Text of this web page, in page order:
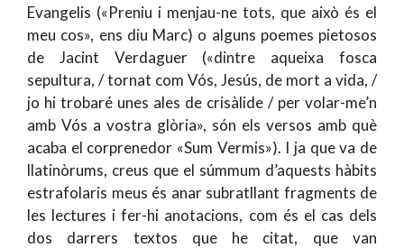
Evangelis («Preniu i menjau-ne tots, que això és el
meu cos», ens diu Marc) o alguns poemes pietosos
de Jacint Verdaguer («dintre aqueixa fosca
sepultura, / tornat com Vós, Jesús, de mort a vida, /
jo hi trobaré unes ales de crisàlide / per volar-me’n
amb Vós a vostra glòria», són els versos amb què
acaba el corprenedor «Sum Vermis»). I ja que va de
llatinòrums, creus que el súmmum d’aquests hàbits
estrafolaris meus és anar subratllant fragments de
les lectures i fer-hi anotacions, com és el cas dels
dos darrers textos que he citat, que van